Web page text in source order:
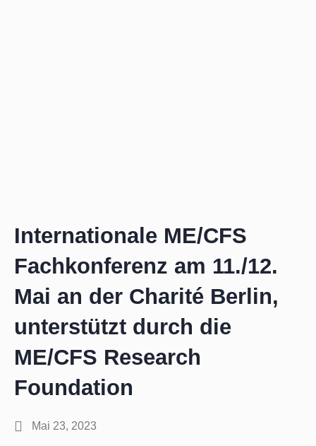
Internationale ME/CFS
Fachkonferenz am 11./12.
Mai an der Charité Berlin,
unterstützt durch die
ME/CFS Research
Foundation
Mai 23, 2023